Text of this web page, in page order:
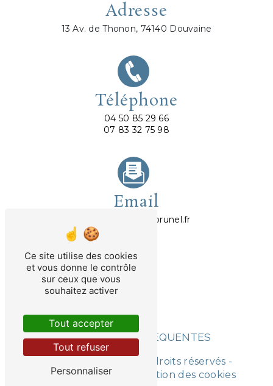
Adresse
13 Av. de Thonon, 74140 Douvaine
Téléphone
04 50 85 29 66
07 83 32 75 98
Email
abrunel@avocatbrunel.fr
RECHERCHES FRÉQUENTES
- 2026 - Tous droits réservés -
Mentions légales
Gestion des cookies
Ce site utilise des cookies
et vous donne le contrôle
sur ceux que vous
souhaitez activer
Tout accepter
Tout refuser
Personnaliser